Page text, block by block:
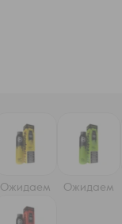
Ожидаем Ожидаем